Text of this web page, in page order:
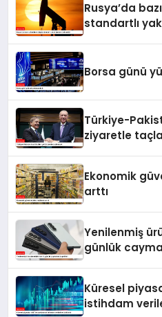
Rusya’da
standartlı
Borsa günü
Türkiye-
ziyaretle
Ekonomik
arttı
Yenilenmiş
günlük
Küresel
istihdam